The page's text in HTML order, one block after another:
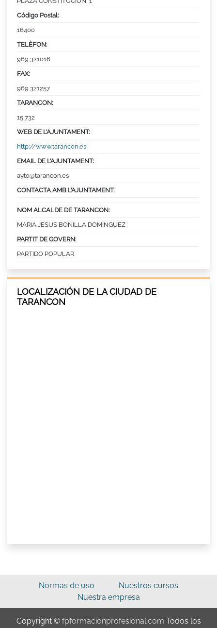
Código Postal:
16400
TELÈFON:
969 321016
FAX:
969 321257
TARANCON:
15,732
WEB DE L’AJUNTAMENT:
http://www.tarancon.es
EMAIL DE L’AJUNTAMENT:
ayto@tarancon.es
CONTACTA AMB L’AJUNTAMENT:
NOM ALCALDE DE TARANCON:
MARIA JESUS BONILLA DOMINGUEZ
PARTIT DE GOVERN:
PARTIDO POPULAR
LOCALIZACIÓN DE LA CIUDAD DE
TARANCON
Normas de uso
Nuestros cursos
Nuestra empresa
Copyright © fpformacionprofesional.com Todos los